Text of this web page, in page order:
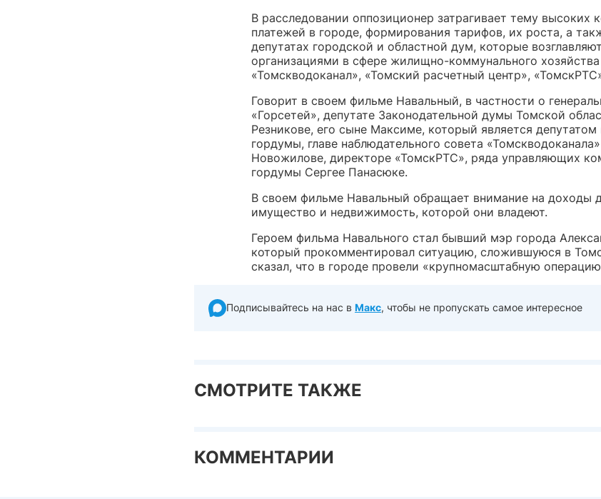
В расследовании оппозиционер затрагивает тему высоких
платежей в городе, формирования тарифов, их роста, а
депутатах городской и областной дум, которые
организациями в сфере жилищно-коммунального
«Томскводоканал», «Томский расчетный центр»,
Говорит в своем фильме Навальный, в частности о
«Горсетей», депутате Законодательной думы Томской
Резникове, его сыне Максиме, который является
гордумы, главе наблюдательного совета
Новожилове, директоре «ТомскРТС», ряда управляющих
гордумы Сергее Панасюке.
В своем фильме Навальный обращает внимание на доходы
имущество и недвижимость, которой они владеют.
Героем фильма Навального стал бывший мэр города
который прокомментировал ситуацию, сложившуюся в
сказал, что в городе провели «крупномасштабную
Подписывайтесь на нас в Макс, чтобы не пропускать самое интересное
СМОТРИТЕ ТАКЖЕ
КОММЕНТАРИИ